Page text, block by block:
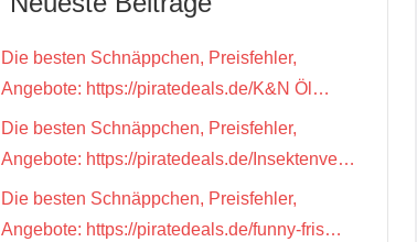
Die besten Schnäppchen, Preisfehler,
Angebote: https://piratedeals.de/K&N Öl…
Die besten Schnäppchen, Preisfehler,
Angebote: https://piratedeals.de/Insektenve…
Die besten Schnäppchen, Preisfehler,
Angebote: https://piratedeals.de/funny-fris…